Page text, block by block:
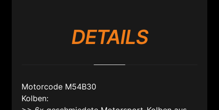
DETAILS
Motorcode M54B30
Kolben: